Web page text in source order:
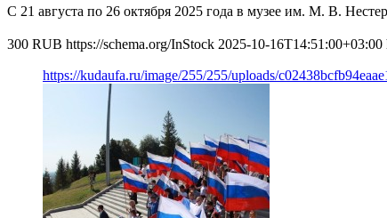
С 21 августа по 26 октября 2025 года в музее им. М. В.
300 RUB https://schema.org/InStock 2025-10-16T14:51:00+03:00
https://kudaufa.ru/image/255/255/uploads/